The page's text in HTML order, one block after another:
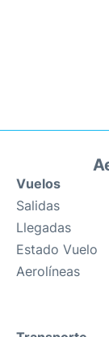
Vuelos
Salidas
Llegadas
Estado Vuelo
Aerolíneas